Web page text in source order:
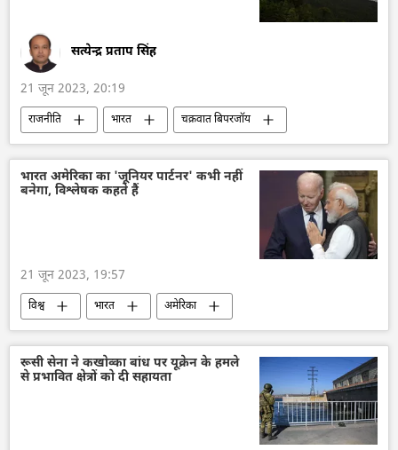
सत्येन्द्र प्रताप सिंह
21 जून 2023, 20:19
राजनीति भारत
चक्रवात बिपरजॉय
चक्रवात मोका
मौसम
भारतीय मौसम विज्ञान विभाग
जलवायु परिवर्तन
बचाव कार्य
वर्षा
भारत अमेरिका का 'जूनियर पार्टनर' कभी नहीं
बनेगा, विश्लेषक कहते हैं
21 जून 2023, 19:57
विश्व भारत
अमेरिका
जो बाइडन
नरेन्द्र मोदी
शंघाई सहयोग संगठन (SCO)
नाटो
रूस
चीन
भारत-चीन रिश्ते
रूसी सेना ने कखोव्का बांध पर यूक्रेन के हमले
से प्रभावित क्षेत्रों को दी सहायता